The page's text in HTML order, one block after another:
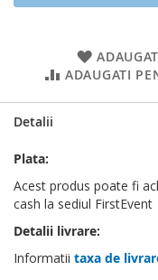
ADAUGATI
Detalii
Plata:
Acest produs poate fi
cash la sediul FirstEvent
Detalii livrare:
Informatii taxa de